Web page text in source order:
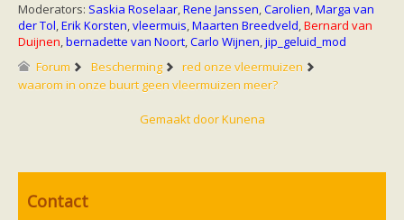
Moderators: Saskia Roselaar,Rene Janssen,Carolien,Marga van
der Tol,Erik Korsten,vleermuis,Maarten Breedveld,Bernard van
Duijnen,bernadette van Noort,Carlo Wijnen,jip_geluid_mod
Forum
Bescherming
red onze vleermuizen
waarom in onze buurt geen vleermuizen meer?
Gemaakt doorKunena
Contact